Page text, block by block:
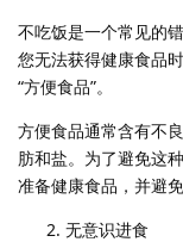
不吃饭是一个常见的
您无法获得健康食品
“方便食品”。
方便食品通常含有不
肪和盐。为了避免这
准备健康食品，并避免
无意识进食